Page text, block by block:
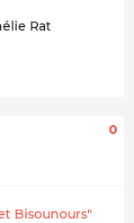
Rat
0
Bisounours"